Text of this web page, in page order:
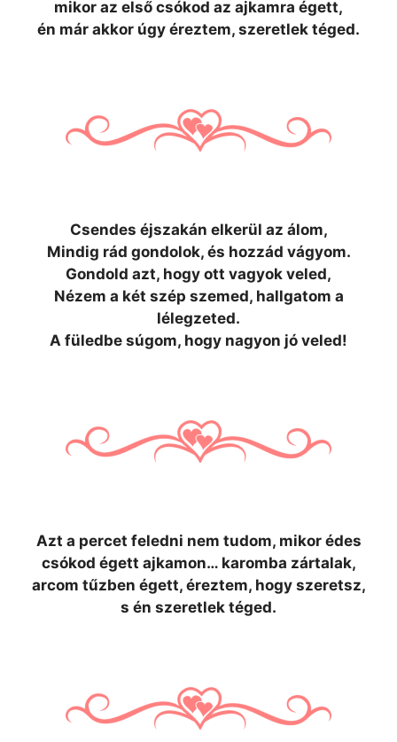
mikor az első csókod az ajkamra égett,
én már akkor úgy éreztem, szeretlek téged.
Csendes éjszakán elkerül az álom,
Mindig rád gondolok, és hozzád vágyom.
Gondold azt, hogy ott vagyok veled,
Nézem a két szép szemed, hallgatom a
lélegzeted.
A füledbe súgom, hogy nagyon jó veled!
Azt a percet feledni nem tudom, mikor édes
csókod égett ajkamon… karomba zártalak,
arcom tűzben égett, éreztem, hogy szeretsz,
s én szeretlek téged.